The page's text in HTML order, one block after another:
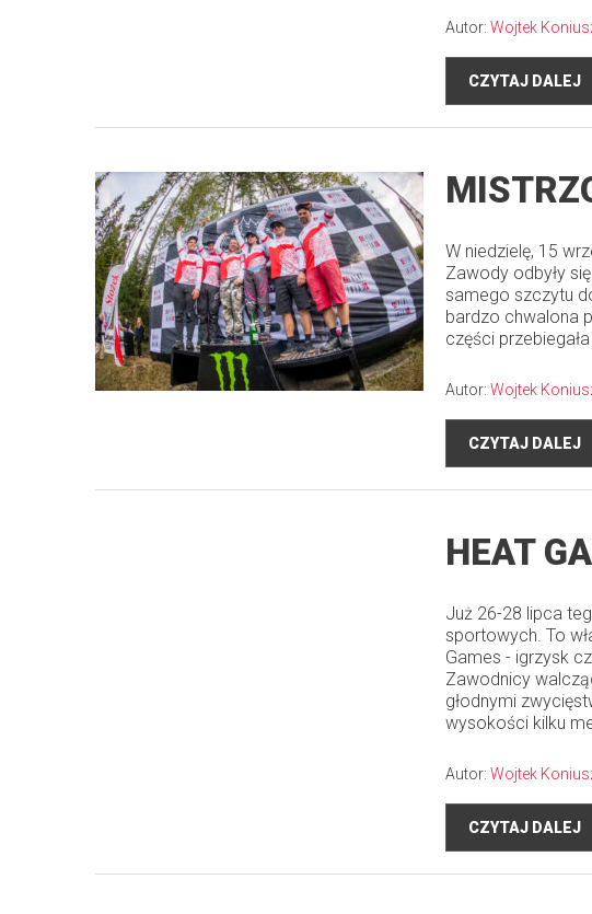
Autor: Wojtek
CZYTAJ DALEJ
W niedzielę, 15
Zawody odbyły
samego szczytu
bardzo chwalona
części
Autor: Wojtek
CZYTAJ DALEJ
HEAT
Już 26-28 lipca
sportowych. To
Games - igrzysk
Zawodnicy
głodnymi
wysokości kilku
Autor: Wojtek
CZYTAJ DALEJ